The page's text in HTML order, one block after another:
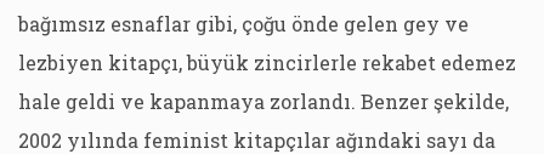
bağımsız esnaflar gibi, çoğu önde gelen gey ve
lezbiyen kitapçı, büyük zincirlerle rekabet edemez
hale geldi ve kapanmaya zorlandı. Benzer şekilde,
2002 yılında feminist kitapçılar ağındaki sayı da